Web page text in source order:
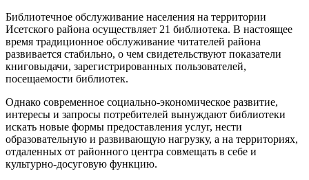
Библиотечное обслуживание населения на территории
Исетского района осуществляет 21 библиотека. В настоящее
время традиционное обслуживание читателей района
развивается стабильно, о чем свидетельствуют показатели
книговыдачи, зарегистрированных пользователей,
посещаемости библиотек.
Однако современное социально-экономическое развитие,
интересы и запросы потребителей вынуждают библиотеки
искать новые формы предоставления услуг, нести
образовательную и развивающую нагрузку, а на территориях,
отдаленных от районного центра совмещать в себе и
культурно-досуговую функцию.